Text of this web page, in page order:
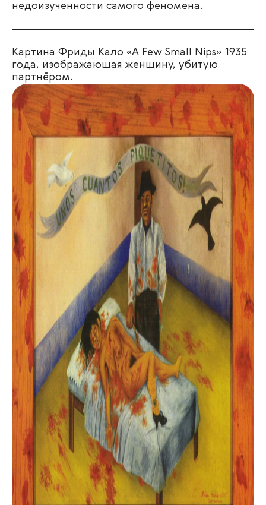
недоизученности самого феномена.
Картина Фриды Кало «A Few Small Nips» 1935
года, изображающая женщину, убитую
партнёром.